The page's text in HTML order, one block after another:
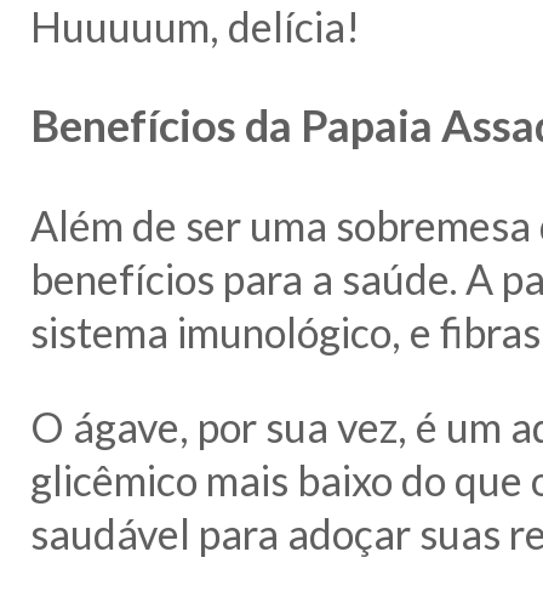
Huuuuum, delícia!
Benefícios da Papaia
Além de ser uma
benefícios para a saúde. A
sistema imunológico, e
O ágave, por sua vez, é um
glicêmico mais baixo do que
saudável para adoçar suas